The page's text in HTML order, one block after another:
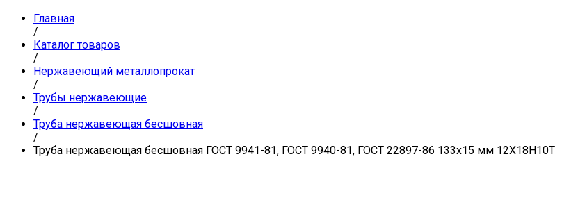
Главная
/
Каталог товаров
/
Нержавеющий металлопрокат
/
Трубы нержавеющие
/
Труба нержавеющая бесшовная
/
Труба нержавеющая бесшовная ГОСТ 9941-81, ГОСТ 9940-81, ГОСТ 22897-86 133х15 мм 12Х18Н10Т